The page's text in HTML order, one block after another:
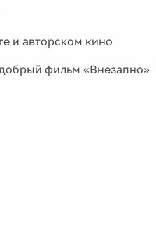
и авторском кино
фильм «Внезапно»